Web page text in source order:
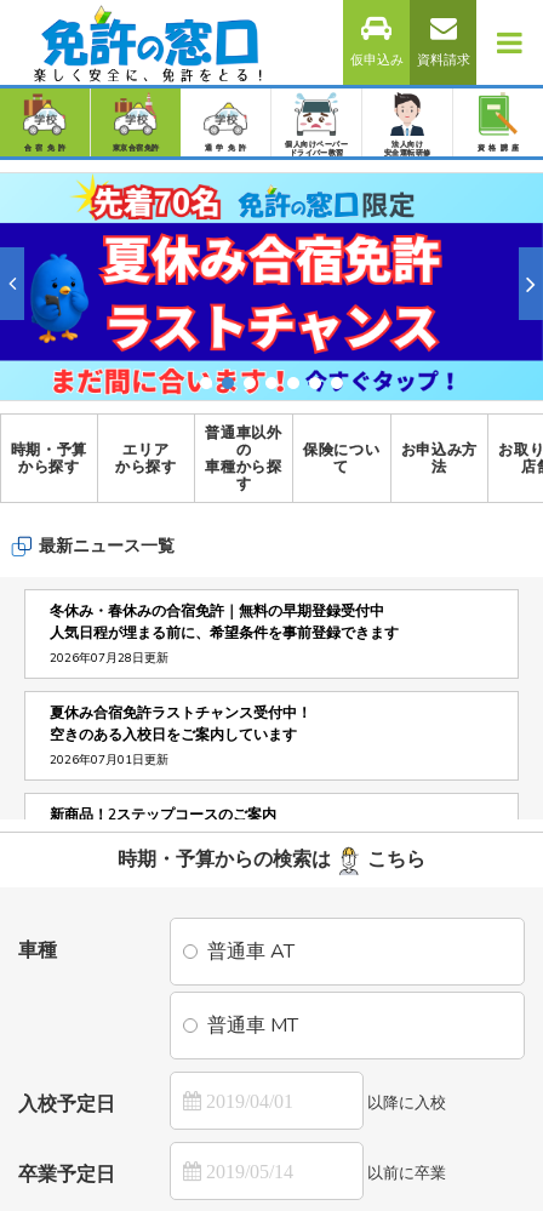
仮申込み 資料請求
合宿免許 東京合宿免許 通学免許
個人向けペーパー
ドライバー教習
法人向け
安全運転研修
資格講座
時期・予算
から探す
エリア
から探す
普通車以外
の
車種から探
す
保険につい
て
お申込み方
法
お取
店
最新ニュース一覧
冬休み・春休みの合宿免許｜無料の早期登録受付中
人気日程が埋まる前に、希望条件を事前登録できます
2026年07月28日更新
夏休み合宿免許ラストチャンス受付中！
空きのある入校日をご案内しています
2026年07月01日更新
新商品！2ステップコースのご案内
連泊ができなくても合宿免許へ参加したい方におすすめ
2025年10月01日更新
人気No.1 地元実践教習2時間セットプランのご案内
地元に帰ってからの運転練習が無料で付いてきます
2025年10月01日更新
コールセンター受付時間変更のお知らせ。
地元でより安全に運転！実践安全運転総仕上げコースの
ご案内
東京合宿免許のご案内
時期・予算からの検索は こちら
車種 普通車 AT
普通車 MT
入校予定日 以降に入校
卒業予定日 以前に卒業